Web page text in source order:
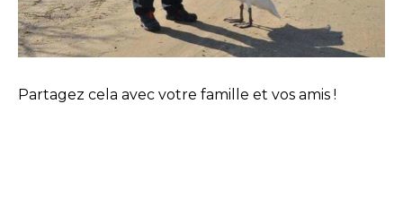
Partagez cela avec votre famille et vos amis !